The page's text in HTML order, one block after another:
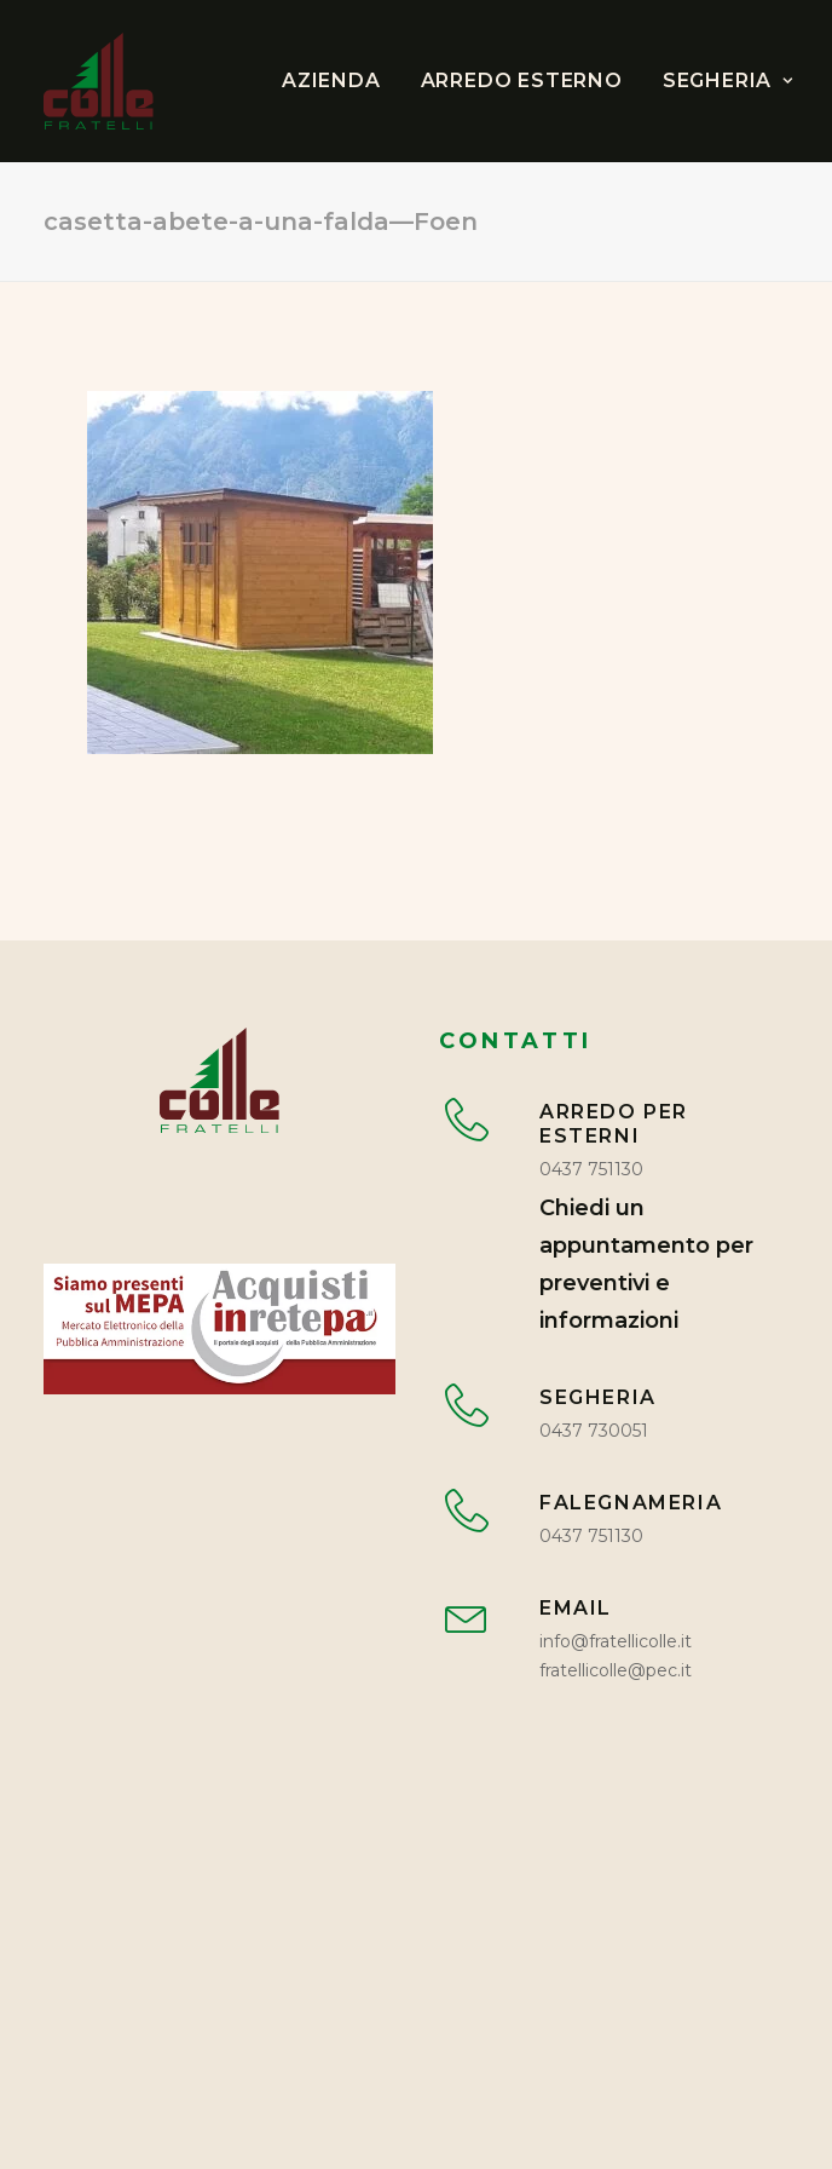
AZIENDA ARREDO ESTERNO SEGHERIA
casetta-abete-a-una-falda—Foen
CONTATTI
ARREDO PER
ESTERNI
0437 751130
Chiedi un
appuntamento per
preventivi e
informazioni
SEGHERIA
0437 730051
FALEGNAMERIA
0437 751130
EMAIL
info@fratellicolle.it
fratellicolle@pec.it